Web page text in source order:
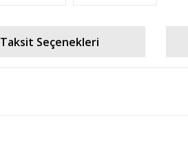
Taksit Seçenekleri